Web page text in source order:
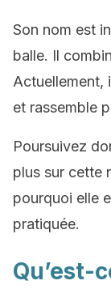
Son nom est
balle. Il
Actuellement,
et rassemble
Poursuivez
plus sur cette
pourquoi elle
pratiquée.
Qu’est-